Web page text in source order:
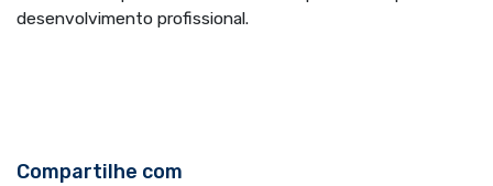
desenvolvimento profissional.
Compartilhe com